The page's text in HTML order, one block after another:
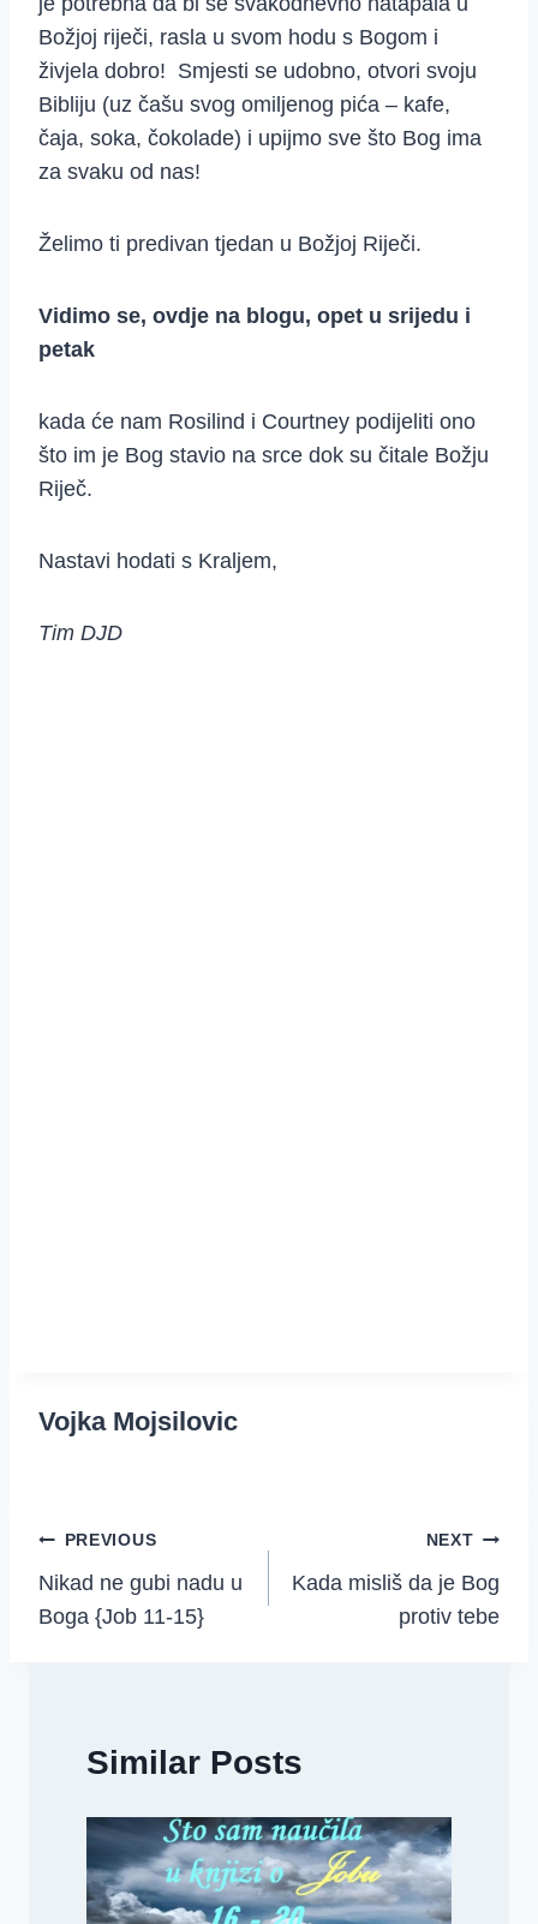
Božjoj riječi, rasla u svom hodu s Bogom i
živjela dobro! Smjesti se udobno, otvori svoju
Bibliju (uz čašu svog omiljenog pića – kafe,
čaja, soka, čokolade) i upijmo sve što Bog ima
za svaku od nas!
Želimo ti predivan tjedan u Božjoj Riječi.
Vidimo se, ovdje na blogu, opet u srijedu i
petak
kada će nam Rosilind i Courtney podijeliti ono
što im je Bog stavio na srce dok su čitale Božju
Riječ.
Nastavi hodati s Kraljem,
Tim DJD
Vojka Mojsilovic
Post
navigation
PREVIOUS
Nikad ne gubi nadu u
Boga {Job 11-15}
NEXT
Kada misliš da je Bog
protiv tebe
Similar Posts